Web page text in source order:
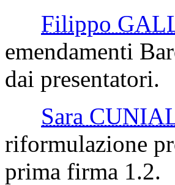
Filippo
emendamenti
dai presentatori.
Sara
riformulazione
prima firma 1.2.